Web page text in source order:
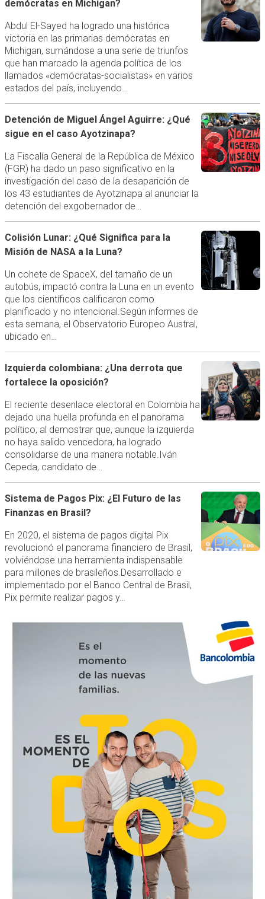
demócratas en Michigan?
Abdul El-Sayed ha logrado una histórica
victoria en las primarias demócratas en
Michigan, sumándose a una serie de triunfos
que han marcado la agenda política de los
llamados «demócratas-socialistas» en varios
estados del país, incluyendo…
Detención de Miguel Ángel Aguirre: ¿Qué
sigue en el caso Ayotzinapa?
La Fiscalía General de la República de México
(FGR) ha dado un paso significativo en la
investigación del caso de la desaparición de
los 43 estudiantes de Ayotzinapa al anunciar la
detención del exgobernador de…
Colisión Lunar: ¿Qué Significa para la
Misión de NASA a la Luna?
Un cohete de SpaceX, del tamaño de un
autobús, impactó contra la Luna en un evento
que los científicos calificaron como
planificado y no intencional.Según informes de
esta semana, el Observatorio Europeo Austral,
ubicado en…
Izquierda colombiana: ¿Una derrota que
fortalece la oposición?
El reciente desenlace electoral en Colombia ha
dejado una huella profunda en el panorama
político, al demostrar que, aunque la izquierda
no haya salido vencedora, ha logrado
consolidarse de una manera notable.Iván
Cepeda, candidato de…
Sistema de Pagos Pix: ¿El Futuro de las
Finanzas en Brasil?
En 2020, el sistema de pagos digital Pix
revolucionó el panorama financiero de Brasil,
volviéndose una herramienta indispensable
para millones de brasileños.Desarrollado e
implementado por el Banco Central de Brasil,
Pix permite realizar pagos y…